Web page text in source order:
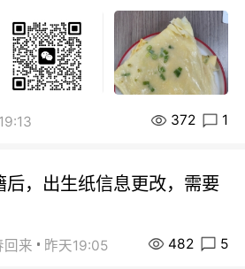
372 1
后，出生纸信息更改，需要
回来 昨天19:05 482 5